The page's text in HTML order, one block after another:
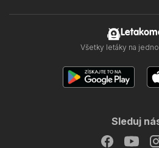
Všetky letáky na
Sleduj